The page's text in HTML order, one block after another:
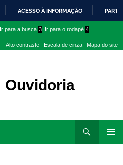
PARA
CONTEÚDO
ACESSO À INFORMAÇÃO
Ir para a busca 3 Ir para o rodapé 4
Alto contraste Escala de cinza Mapa do site
Ouvidoria